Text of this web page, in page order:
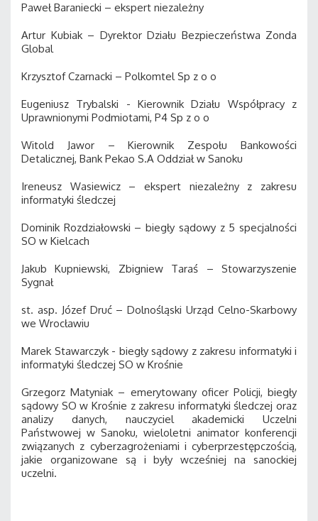
Paweł Baraniecki – ekspert niezależny
Artur Kubiak – Dyrektor Działu Bezpieczeństwa Zonda
Global
Krzysztof Czarnacki – Polkomtel Sp z o o
Eugeniusz Trybalski - Kierownik Działu Współpracy z
Uprawnionymi Podmiotami, P4 Sp z o o
Witold Jawor – Kierownik Zespołu Bankowości
Detalicznej, Bank Pekao S.A Oddział w Sanoku
Ireneusz Wasiewicz – ekspert niezależny z zakresu
informatyki śledczej
Dominik Rozdziałowski – biegły sądowy z 5 specjalności
SO w Kielcach
Jakub Kupniewski, Zbigniew Taraś – Stowarzyszenie
Sygnał
st. asp. Józef Druć – Dolnośląski Urząd Celno-Skarbowy
we Wrocławiu
Marek Stawarczyk - biegły sądowy z zakresu informatyki i
informatyki śledczej SO w Krośnie
Grzegorz Matyniak – emerytowany oficer Policji, biegły
sądowy SO w Krośnie z zakresu informatyki śledczej oraz
analizy danych, nauczyciel akademicki Uczelni
Państwowej w Sanoku, wieloletni animator konferencji
związanych z cyberzagrożeniami i cyberprzestępczością,
jakie organizowane są i były wcześniej na sanockiej
uczelni.